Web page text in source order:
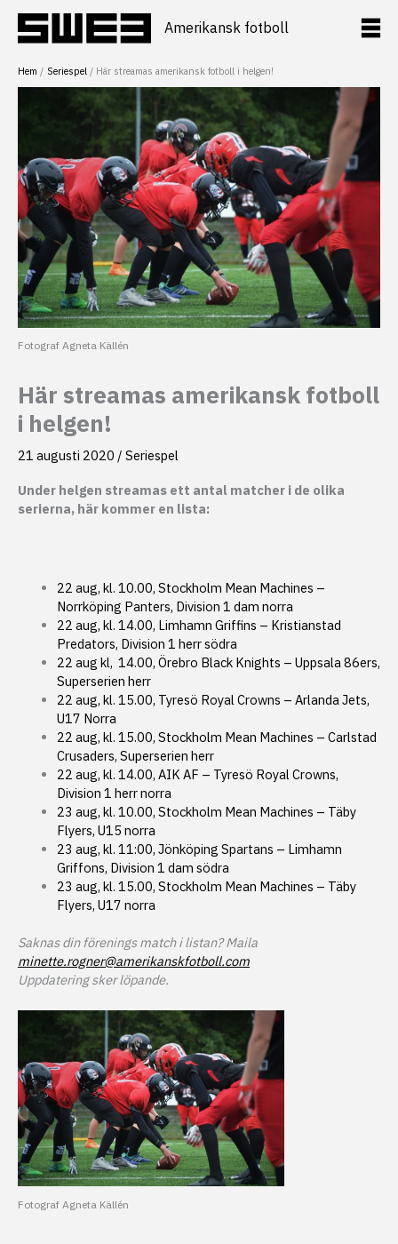
innehåll
Amerikansk fotboll
Hem Seriespel Här streamas amerikansk fotboll i helgen!
Fotograf Agneta Källén
Här streamas amerikansk fotboll
i helgen!
21 augusti 2020 / Seriespel
Under helgen streamas ett antal matcher i de olika
serierna, här kommer en lista:
22 aug, kl. 10.00, Stockholm Mean Machines –
Norrköping Panters, Division 1 dam norra
22 aug, kl. 14.00, Limhamn Griffins – Kristianstad
Predators, Division 1 herr södra
22 aug kl, 14.00, Örebro Black Knights – Uppsala 86ers,
Superserien herr
22 aug, kl. 15.00, Tyresö Royal Crowns – Arlanda Jets,
U17 Norra
22 aug, kl. 15.00, Stockholm Mean Machines – Carlstad
Crusaders, Superserien herr
22 aug, kl. 14.00, AIK AF – Tyresö Royal Crowns,
Division 1 herr norra
23 aug, kl. 10.00, Stockholm Mean Machines – Täby
Flyers, U15 norra
23 aug, kl. 11:00, Jönköping Spartans – Limhamn
Griffons, Division 1 dam södra
23 aug, kl. 15.00, Stockholm Mean Machines – Täby
Flyers, U17 norra
Saknas din förenings match i listan? Maila
minette.rogner@amerikanskfotboll.com
Uppdatering sker löpande.
Fotograf Agneta Källén